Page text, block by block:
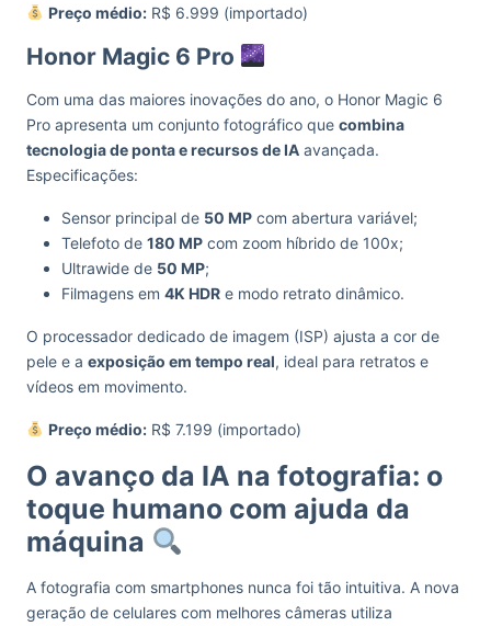
Preço médio:R$ 6.999 (importado)
Honor Magic 6 Pro
Com uma das maiores inovações do ano, o Honor Magic 6
Pro apresenta um conjunto fotográfico que combina
tecnologia de ponta e recursos de IA avançada.
Especificações:
Sensor principal de 50 MP com abertura variável;
Telefoto de 180 MP com zoom híbrido de 100x;
Ultrawide de 50 MP;
Filmagens em 4K HDR e modo retrato dinâmico.
O processador dedicado de imagem (ISP) ajusta a cor de
pele e a exposição em tempo real, ideal para retratos e
vídeos em movimento.
Preço médio:R$ 7.199 (importado)
O avanço da IA na fotografia: o
toque humano com ajuda da
máquina
A fotografia com smartphones nunca foi tão intuitiva. A nova
geração de celulares com melhores câmeras utiliza